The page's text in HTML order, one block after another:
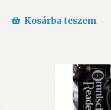
Kosárba teszem